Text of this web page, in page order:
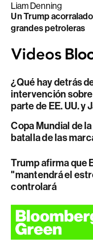
Liam Denning
Un Trump
grandes petroleras
¿Qué hay detrás
intervención
parte de EE. UU. y
Copa Mundial de
batalla de las
Trump afirma que
"mantendrá el
controlará